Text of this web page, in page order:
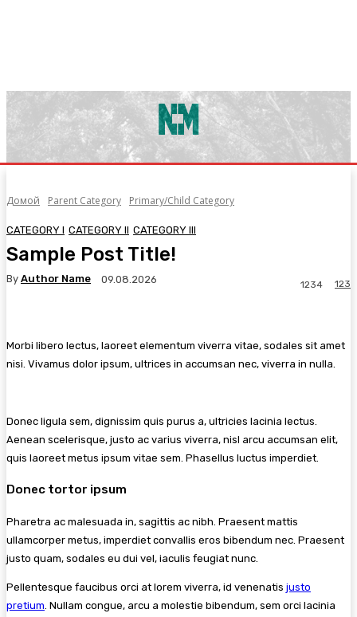
Домой Parent Category Primary/Child Category
CATEGORY I CATEGORY II CATEGORY III
Sample Post Title!
By Author Name 09.08.2026 123
1234
Morbi libero lectus, laoreet elementum viverra vitae, sodales sit amet
nisi. Vivamus dolor ipsum, ultrices in accumsan nec, viverra in nulla.
Donec ligula sem, dignissim quis purus a, ultricies lacinia lectus.
Aenean scelerisque, justo ac varius viverra, nisl arcu accumsan elit,
quis laoreet metus ipsum vitae sem. Phasellus luctus imperdiet.
Donec tortor ipsum
Pharetra ac malesuada in, sagittis ac nibh. Praesent mattis
ullamcorper metus, imperdiet convallis eros bibendum nec. Praesent
justo quam, sodales eu dui vel, iaculis feugiat nunc.
Pellentesque faucibus orci at lorem viverra, id venenatis justo
pretium. Nullam congue, arcu a molestie bibendum, sem orci lacinia